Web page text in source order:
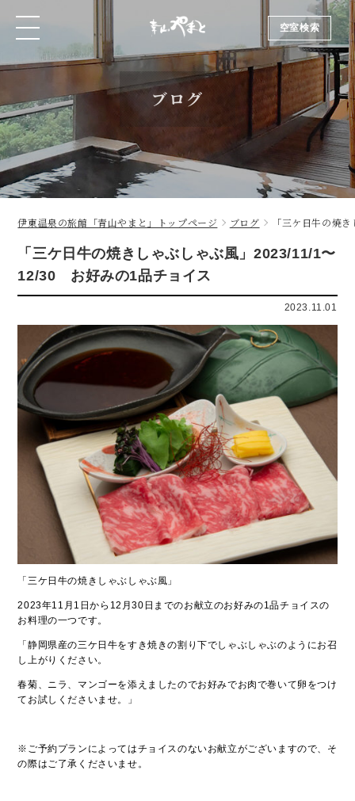
空室検索
空室検索
ブログ
伊東温泉の旅館「青山やまと」トップページ ブログ 「三ケ日牛の焼
「三ケ日牛の焼きしゃぶしゃぶ風」2023/11/1〜
12/30 お好みの1品チョイス
2023.11.01
「三ケ日牛の焼きしゃぶしゃぶ風」
2023年11月1日から12月30日までのお献立のお好みの1品チョイスの
お料理の一つです。
「静岡県産の三ケ日牛をすき焼きの割り下でしゃぶしゃぶのようにお召
し上がりください。
春菊、ニラ、マンゴーを添えましたのでお好みでお肉で巻いて卵をつけ
てお試しくださいませ。
」
※ご予約プランによってはチョイスのないお献立がございますので、そ
の際はご了承くださいませ。